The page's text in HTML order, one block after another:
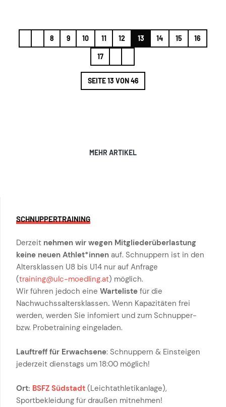
SEITE 13 VON 46
8 9 10 11 12 13 14 15 16
17
MEHR ARTIKEL
SCHNUPPERTRAINING
Derzeit nehmen wir wegen Mitgliederüberlastung
keine neuen Athlet*innen auf. Schnuppern ist in den
Altersklassen U8 bis U14 nur auf Anfrage
(training@ulc-moedling.at) möglich.
Wir führen jedoch eine Warteliste für die
Nachwuchssaltersklassen. Wenn Kapazitäten frei
werden, werden Sie infomiert und zum Schnupper-
bzw. Probetraining eingeladen.
Lauftreff für Erwachsene: Schnuppern & Einsteigen
jederzeit dienstags um 18:00 möglich!
Ort: BSFZ Südstadt (Leichtathletikanlage),
Sportbekleidung für draußen mitnehmen!